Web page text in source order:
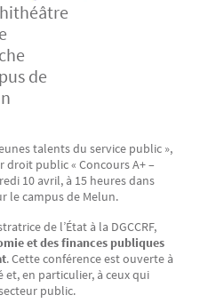
de
talents du service public »,
droit public « Concours A+ –
10 avril, à 15 heures dans
le campus de Melun.
de l’État à la DGCCRF,
et des finances publiques
. Cette conférence est ouverte à
en particulier, à ceux qui
public.